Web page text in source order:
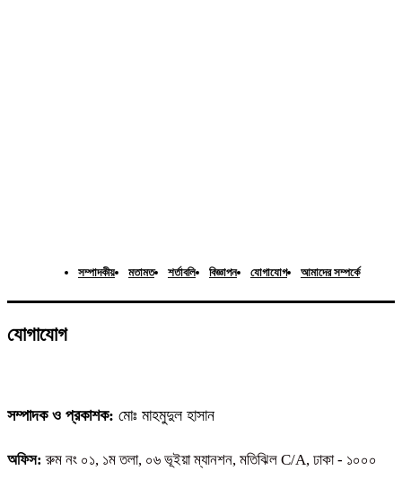
সম্পাদকীয় মতামত শর্তাবলি বিজ্ঞাপন যোগাযোগ আমাদের সম্পর্কে
যোগাযোগ
সম্পাদক ও প্রকাশক: মোঃ মাহমুদুল হাসান
অফিস:রুম নং ০১, ১ম তলা, ০৬ ভূইয়া ম্যানশন, মতিঝিল C/A, ঢাকা - ১০০০